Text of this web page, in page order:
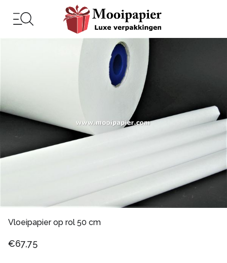
Vloeipapier op rol 50 cm
€67,75